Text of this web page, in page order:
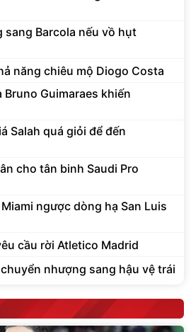
sang Barcola nếu vồ hụt
năng chiêu mộ Diogo Costa
Bruno Guimaraes khiến
Salah quá giỏi để đến
cho tân binh Saudi Pro
ngược dòng hạ San Luis
cầu rời Atletico Madrid
nhượng sang hậu vệ trái